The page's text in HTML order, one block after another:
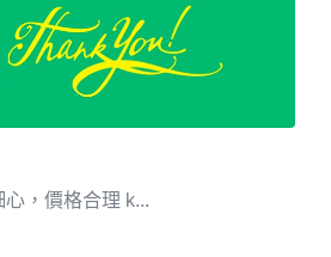
，價格合理 k...